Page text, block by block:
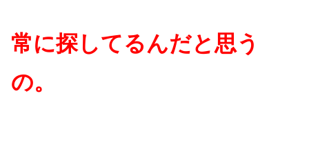
常に探してるんだと思う
の。